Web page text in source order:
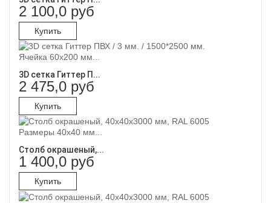
2 100,0 руб
Купить
Ячейка 60х200 мм...
3D сетка Гиттер П...
2 475,0 руб
Купить
Размеры 40х40 мм...
Столб окрашеный,...
1 400,0 руб
Купить